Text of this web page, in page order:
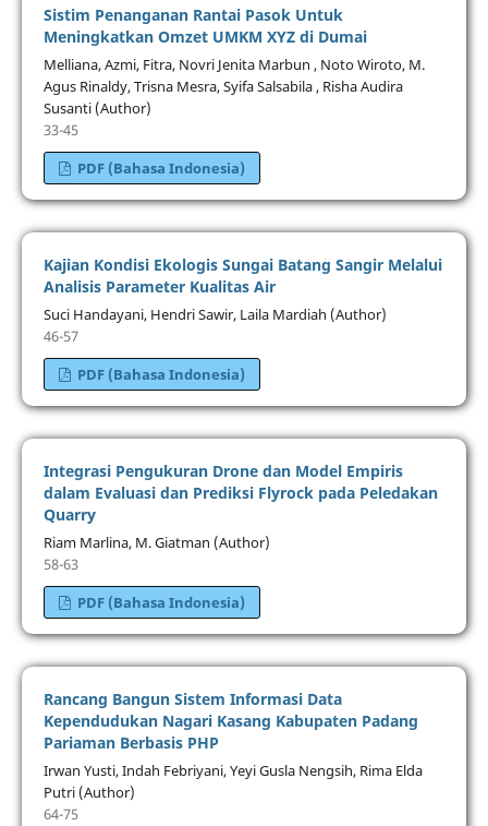
Sistim Penanganan Rantai Pasok Untuk
Meningkatkan Omzet UMKM XYZ di Dumai
Melliana, Azmi, Fitra, Novri Jenita Marbun , Noto Wiroto, M.
Agus Rinaldy, Trisna Mesra, Syifa Salsabila , Risha Audira
Susanti (Author)
33-45
PDF (Bahasa Indonesia)
Kajian Kondisi Ekologis Sungai Batang Sangir Melalui
Analisis Parameter Kualitas Air
Suci Handayani, Hendri Sawir, Laila Mardiah (Author)
46-57
PDF (Bahasa Indonesia)
Integrasi Pengukuran Drone dan Model Empiris
dalam Evaluasi dan Prediksi Flyrock pada Peledakan
Quarry
Riam Marlina, M. Giatman (Author)
58-63
PDF (Bahasa Indonesia)
Rancang Bangun Sistem Informasi Data
Kependudukan Nagari Kasang Kabupaten Padang
Pariaman Berbasis PHP
Irwan Yusti, Indah Febriyani, Yeyi Gusla Nengsih, Rima Elda
Putri (Author)
64-75